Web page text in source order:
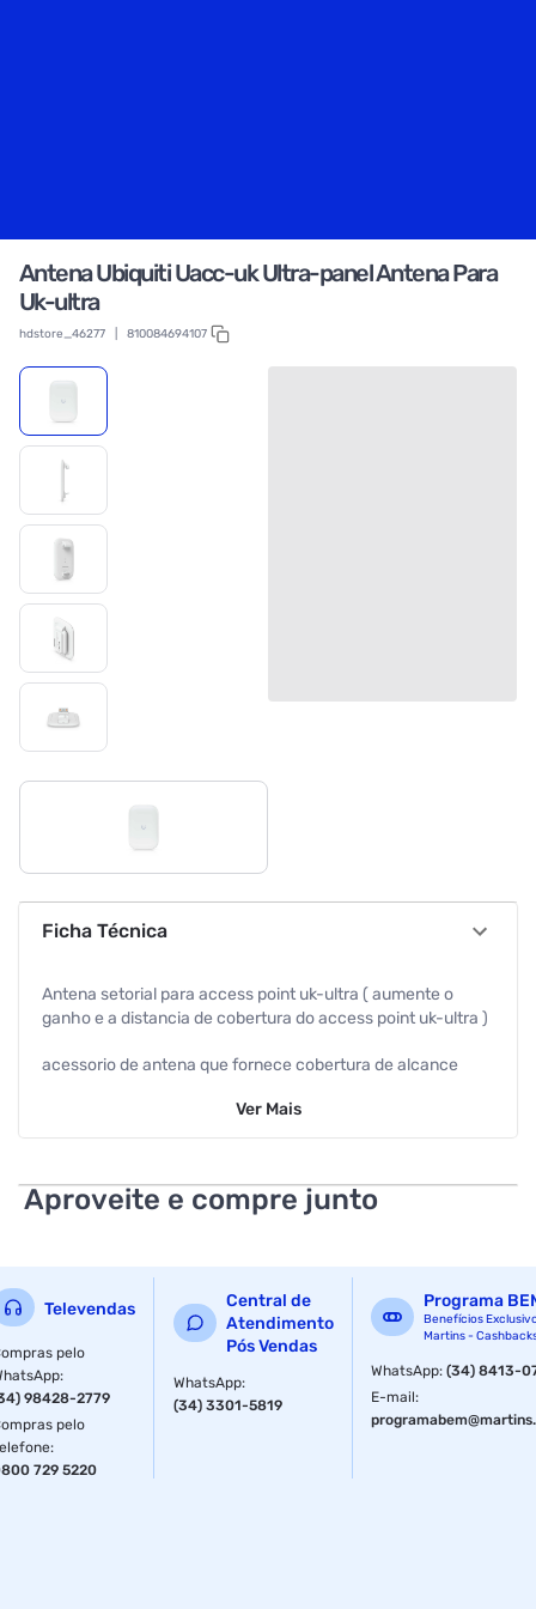
Antena Ubiquiti Uacc-uk Ultra-panel Antena Para
Uk-ultra
hdstore_46277 810084694107
Ficha Técnica
Antena setorial para access point uk-ultra ( aumente o
ganho e a distancia de cobertura do access point uk-ultra )
acessorio de antena que fornece cobertura de alcance
garantia com o fabricante : 1 ano
frequencia operacional : nao se aplica
ganho : 16dbi
polarizacao : nao se aplica
dimensao da embalagem (a / p / l) : 138.0mm / 207.0mm /
43.0mm
Ver Mais
Aproveite e compre junto
Televendas
pelo
:
98428-2779
pelo
:
729 5220
Central de
Atendimento
Pós Vendas
WhatsApp:
(34) 3301-5819
Programa
Benefícios
Martins -
WhatsApp:(34) 8413-
E-mail: